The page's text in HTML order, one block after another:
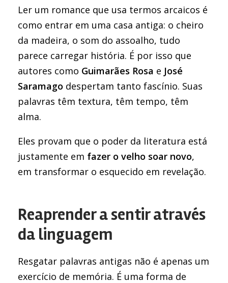
Ler um romance que usa termos arcaicos é
como entrar em uma casa antiga: o cheiro
da madeira, o som do assoalho, tudo
parece carregar história. É por isso que
autores como Guimarães Rosa e José
Saramago despertam tanto fascínio. Suas
palavras têm textura, têm tempo, têm
alma.
Eles provam que o poder da literatura está
justamente em fazer o velho soar novo,
em transformar o esquecido em revelação.
Reaprender a sentir através
da linguagem
Resgatar palavras antigas não é apenas um
exercício de memória. É uma forma de